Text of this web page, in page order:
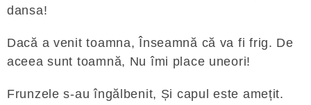
dansa!
Dacă a venit toamna, Înseamnă că va fi frig. De
aceea sunt toamnă, Nu îmi place uneori!
Frunzele s-au îngălbenit, Și capul este amețit.